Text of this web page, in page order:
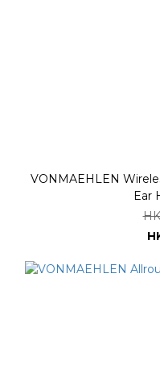
VONMAEHLEN
Ear